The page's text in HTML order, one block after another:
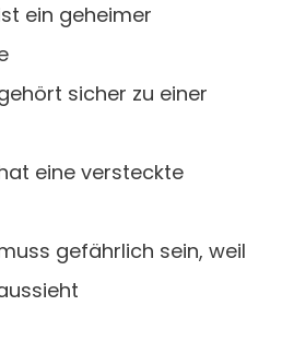
ein geheimer
sicher zu einer
eine versteckte
gefährlich sein, weil